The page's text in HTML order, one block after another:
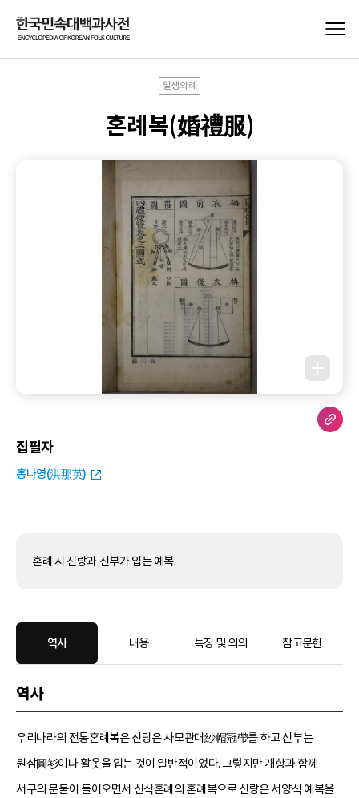
일생의례
혼례복(婚禮服)
집필자
홍나영(洪那英)
혼례 시 신랑과 신부가 입는 예복.
역사 내용 특징 및 의의 참고문헌
역사
우리나라의 전통혼례복은 신랑은 사모관대紗帽冠帶를 하고 신부는
원삼圓衫이나 활옷을 입는 것이 일반적이었다. 그렇지만 개항과 함께
서구의 문물이 들어오면서 신식혼례의 혼례복으로 신랑은 서양식 예복을